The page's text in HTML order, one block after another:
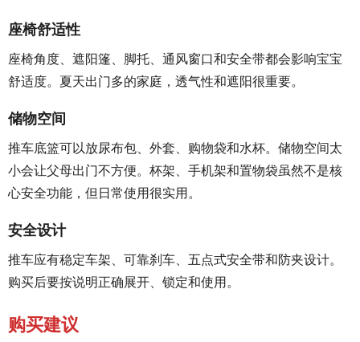
座椅舒适性
座椅角度、遮阳篷、脚托、通风窗口和安全带都会影响宝宝
舒适度。夏天出门多的家庭，透气性和遮阳很重要。
储物空间
推车底篮可以放尿布包、外套、购物袋和水杯。储物空间太
小会让父母出门不方便。杯架、手机架和置物袋虽然不是核
心安全功能，但日常使用很实用。
安全设计
推车应有稳定车架、可靠刹车、五点式安全带和防夹设计。
购买后要按说明正确展开、锁定和使用。
购买建议